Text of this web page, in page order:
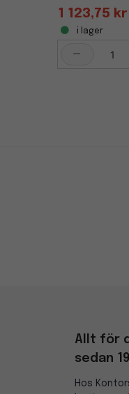
1 123,75 kr
i lager
-
Allt för
sedan
Hos